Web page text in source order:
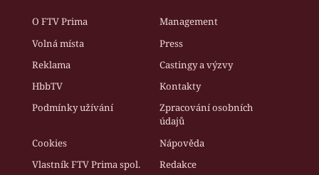
O FTV Prima
Management
Volná místa
Press
Reklama
Castingy a výzvy
HbbTV
Kontakty
Podmínky užívání
Zpracování osobních
údajů
Cookies
Nápověda
Vlastník FTV Prima spol.
Redakce